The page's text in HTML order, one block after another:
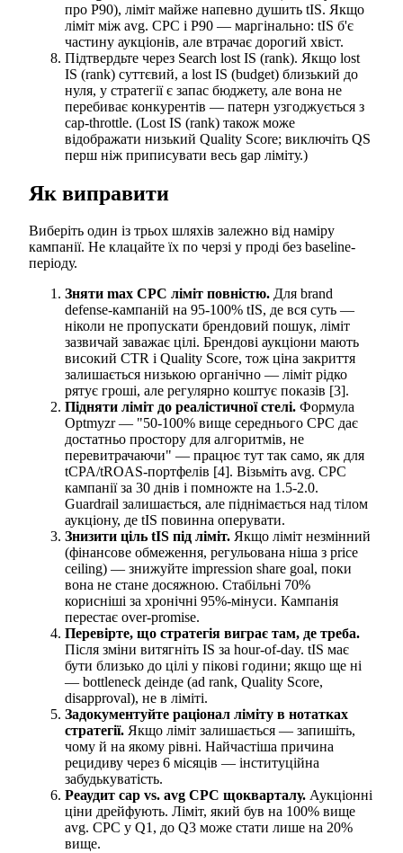
про P90), ліміт майже напевно душить tIS. Якщо
ліміт між avg. CPC і P90 — маргінально: tIS б'є
частину аукціонів, але втрачає дорогий хвіст.
Підтвердьте через Search lost IS (rank). Якщо lost
IS (rank) суттєвий, а lost IS (budget) близький до
нуля, у стратегії є запас бюджету, але вона не
перебиває конкурентів — патерн узгоджується з
cap-throttle. (Lost IS (rank) також може
відображати низький Quality Score; виключіть QS
перш ніж приписувати весь gap ліміту.)
Як виправити
Виберіть один із трьох шляхів залежно від наміру
кампанії. Не клацайте їх по черзі у проді без baseline-
періоду.
Зняти max CPC ліміт повністю. Для brand
defense-кампаній на 95-100% tIS, де вся суть —
ніколи не пропускати брендовий пошук, ліміт
зазвичай заважає цілі. Брендові аукціони мають
високий CTR і Quality Score, тож ціна закриття
залишається низькою органічно — ліміт рідко
рятує гроші, але регулярно коштує показів [3].
Підняти ліміт до реалістичної стелі. Формула
Optmyzr — "50-100% вище середнього CPC дає
достатньо простору для алгоритмів, не
перевитрачаючи" — працює тут так само, як для
tCPA/tROAS-портфелів [4]. Візьміть avg. CPC
кампанії за 30 днів і помножте на 1.5-2.0.
Guardrail залишається, але піднімається над тілом
аукціону, де tIS повинна оперувати.
Знизити ціль tIS під ліміт. Якщо ліміт незмінний
(фінансове обмеження, регульована ніша з price
ceiling) — знижуйте impression share goal, поки
вона не стане досяжною. Стабільні 70%
корисніші за хронічні 95%-мінуси. Кампанія
перестає over-promise.
Перевірте, що стратегія виграє там, де треба.
Після зміни витягніть IS за hour-of-day. tIS має
бути близько до цілі у пікові години; якщо ще ні
— bottleneck деінде (ad rank, Quality Score,
disapproval), не в ліміті.
Задокументуйте раціонал ліміту в нотатках
стратегії. Якщо ліміт залишається — запишіть,
чому й на якому рівні. Найчастіша причина
рецидиву через 6 місяців — інституційна
забудькуватість.
Реаудит cap vs. avg CPC щокварталу. Аукціонні
ціни дрейфують. Ліміт, який був на 100% вище
avg. CPC у Q1, до Q3 може стати лише на 20%
вище.